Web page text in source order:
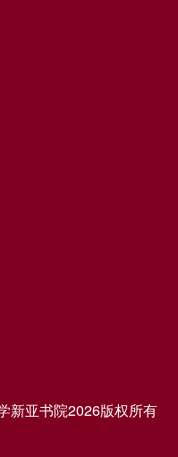
新亚书院2026版权所有